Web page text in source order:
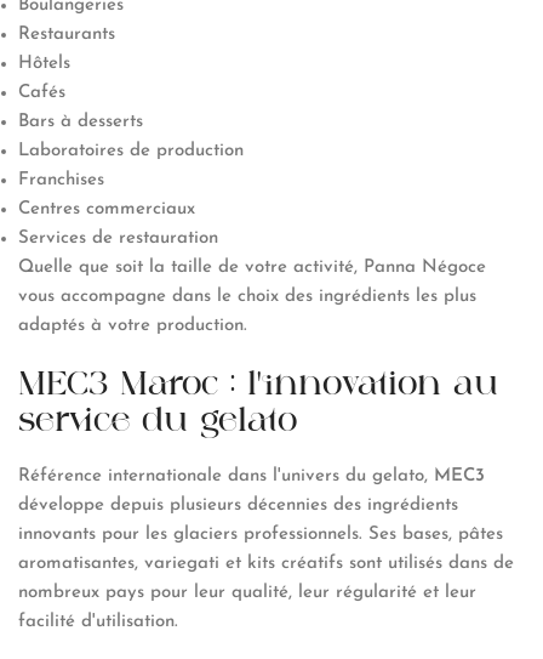
Boulangeries
Restaurants
Hôtels
Cafés
Bars à desserts
Laboratoires de production
Franchises
Centres commerciaux
Services de restauration
Quelle que soit la taille de votre activité, Panna Négoce
vous accompagne dans le choix des ingrédients les plus
adaptés à votre production.
MEC3 Maroc : l'innovation au
service du gelato
Référence internationale dans l'univers du gelato, MEC3
développe depuis plusieurs décennies des ingrédients
innovants pour les glaciers professionnels. Ses bases, pâtes
aromatisantes, variegati et kits créatifs sont utilisés dans de
nombreux pays pour leur qualité, leur régularité et leur
facilité d'utilisation.